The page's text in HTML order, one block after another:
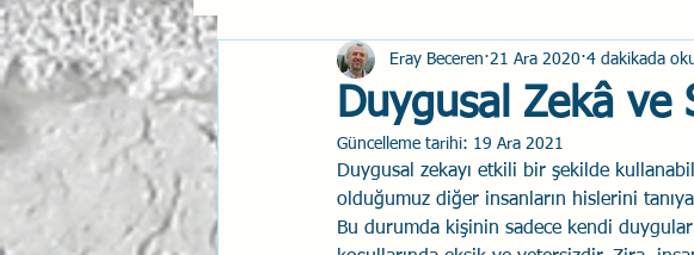
Sosyal Bilinç İlişki Yönetimi
Yaratıcı Drama İnsan Faktörleri - Human
Duygusal Zekâ ve
Eray Beceren 21 Ara 2020 4 dakikada
Güncelleme tarihi: 19 Ara 2021
Duygusal zekayı etkili bir şekilde
olduğumuz diğer insanların hislerini
Bu durumda kişinin sadece kendi